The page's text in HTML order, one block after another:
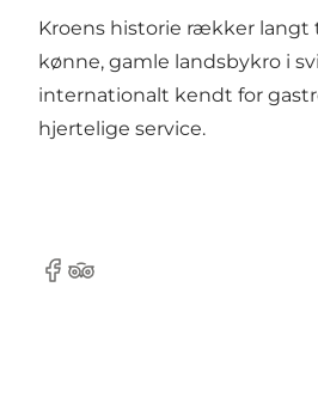
Kroens historie rækker langt
kønne, gamle landsbykro i
internationalt kendt for
hjertelige service.
Facebook
Tripadvisor